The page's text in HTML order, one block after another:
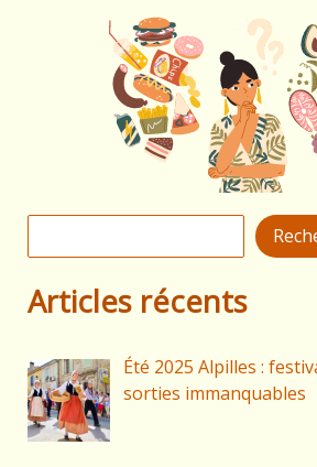
Articles récents
Été 2025 Alpilles :
sorties immanquables